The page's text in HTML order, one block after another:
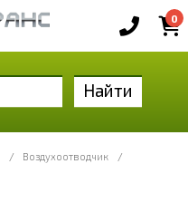
0
Найти
/ Воздухоотводчик
/